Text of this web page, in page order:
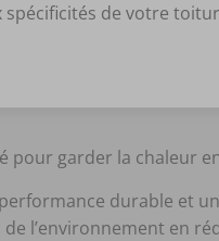
spécificités de votre
pour garder la chaleur
durable et
l’environnement en